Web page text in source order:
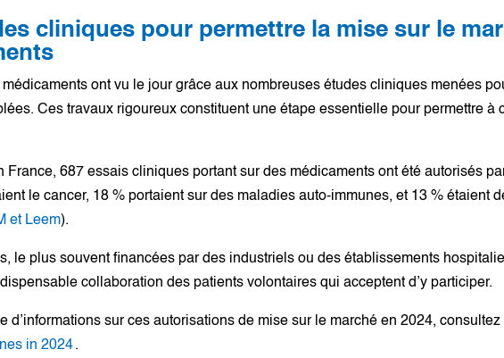
cliniques pour permettre la mise sur le
ont vu le jour grâce aux nombreuses études cliniques menées
Ces travaux rigoureux constituent une étape essentielle pour permettre à
France, 687 essais cliniques portant sur des médicaments ont été autorisés
le cancer, 18 % portaient sur des maladies auto-immunes, et 13 % étaient
et Leem).
le plus souvent financées par des industriels ou des établissements
collaboration des patients volontaires qui acceptent d’y participer.
d’informations sur ces autorisations de mise sur le marché en 2024,
in 2024.